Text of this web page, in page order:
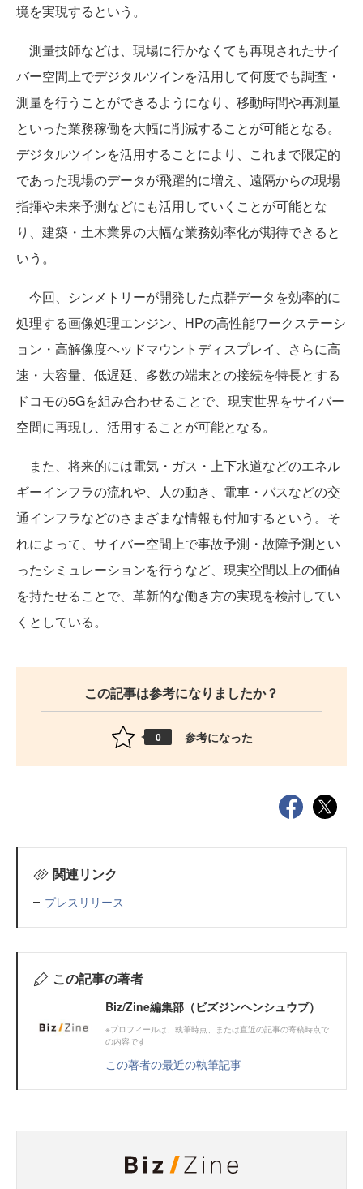
境を実現するという。
測量技師などは、現場に行かなくても再現されたサイ
バー空間上でデジタルツインを活用して何度でも調査・
測量を行うことができるようになり、移動時間や再測量
といった業務稼働を大幅に削減することが可能となる。
デジタルツインを活用することにより、これまで限定的
であった現場のデータが飛躍的に増え、遠隔からの現場
指揮や未来予測などにも活用していくことが可能とな
り、建築・土木業界の大幅な業務効率化が期待できると
いう。
今回、シンメトリーが開発した点群データを効率的に
処理する画像処理エンジン、HPの高性能ワークステーシ
ョン・高解像度ヘッドマウントディスプレイ、さらに高
速・大容量、低遅延、多数の端末との接続を特長とする
ドコモの5Gを組み合わせることで、現実世界をサイバー
空間に再現し、活用することが可能となる。
また、将来的には電気・ガス・上下水道などのエネル
ギーインフラの流れや、人の動き、電車・バスなどの交
通インフラなどのさまざまな情報も付加するという。そ
れによって、サイバー空間上で事故予測・故障予測とい
ったシミュレーションを行うなど、現実空間以上の価値
を持たせることで、革新的な働き方の実現を検討してい
くとしている。
この記事は参考になりましたか？
0 参考になった
関連リンク
プレスリリース
この記事の著者
Biz/Zine編集部（ビズジンヘンシュウブ）
※プロフィールは、執筆時点、または直近の記事の寄稿時点で
の内容です
この著者の最近の執筆記事